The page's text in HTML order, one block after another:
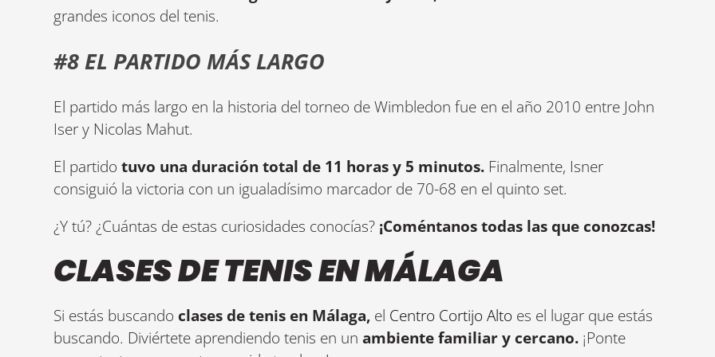
grandes iconos del tenis.
#8 EL PARTIDO MÁS LARGO
El partido más largo en la historia del torneo de Wimbledon fue en el año 2010 entre John
Iser y Nicolas Mahut.
El partidotuvo una duración total de 11 horas y 5 minutos. Finalmente, Isner
consiguió la victoria con un igualadísimo marcador de 70-68 en el quinto set.
¿Y tú? ¿Cuántas de estas curiosidades conocías? ¡Coméntanos todas las que conozcas!
CLASES DE TENIS EN MÁLAGA
Si estás buscando clases de tenis en Málaga, el Centro Cortijo Alto es el lugar que estás
buscando. Diviértete aprendiendo tenis en unambiente familiar y cercano. ¡Ponte